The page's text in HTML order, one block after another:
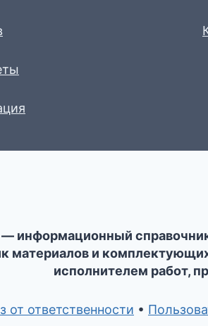
информационный
материалов и
исполнителем работ,
от ответственности •